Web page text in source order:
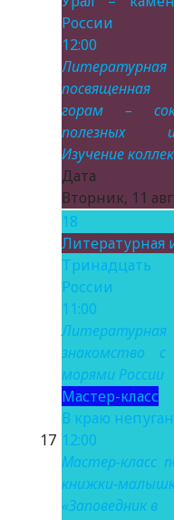
России
12:00
посвященная
горам –
полезных
Изучение
Вторник, 11
17
18
Литературная
России
11:00
знакомство
морями России
Мастер-класс
В краю
12:00
Мастер-класс
книжки-
«Заповедник в